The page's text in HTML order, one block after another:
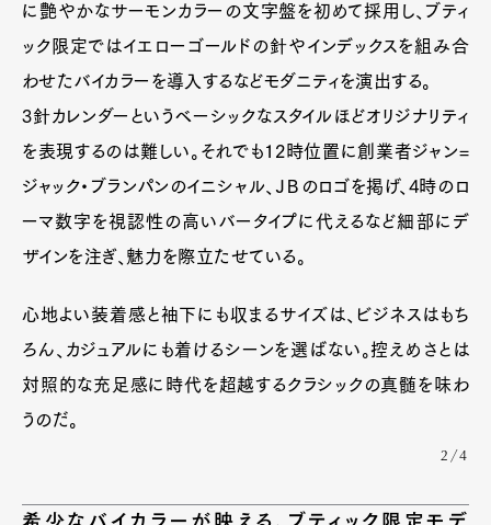
に艶やかなサーモンカラーの文字盤を初めて採用し、ブティ
ック限定ではイエローゴールドの針やインデックスを組み合
わせたバイカラーを導入するなどモダニティを演出する。
3針カレンダーというベーシックなスタイルほどオリジナリティ
を表現するのは難しい。それでも12時位置に創業者ジャン=
ジャック・ブランパンのイニシャル、ＪＢのロゴを掲げ、4時のロ
ーマ数字を視認性の高いバータイプに代えるなど細部にデ
ザインを注ぎ、魅力を際立たせている。
心地よい装着感と袖下にも収まるサイズは、ビジネスはもち
ろん、カジュアルにも着けるシーンを選ばない。控えめさとは
対照的な充足感に時代を超越するクラシックの真髄を味わ
うのだ。
2/4
希少なバイカラーが映える、ブティック限定モデ